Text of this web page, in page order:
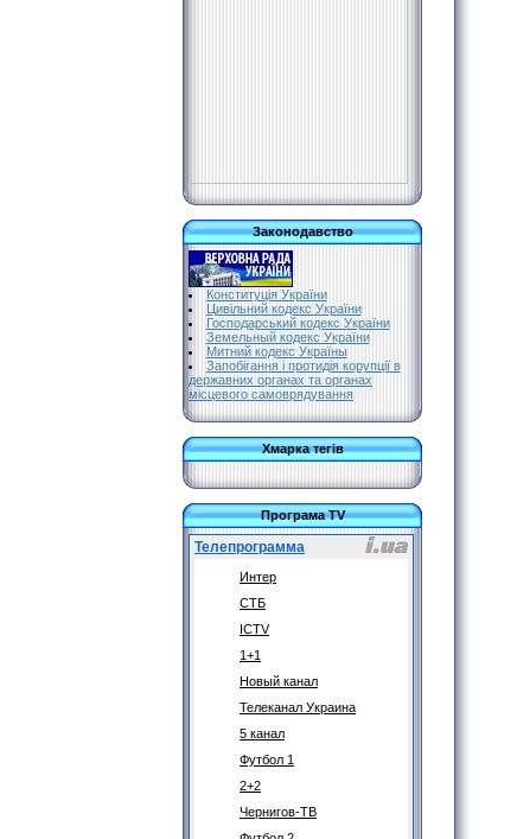
Законодавство
Конституція України
Цивільний кодекс України
Господарський кодекс України
Земельный кодекс України
Митний кодекс Україны
Запобігання і протидія корупції в
державних органах та органах
місцевого самоврядування
Хмарка тегів
Програма TV
Телепрограмма
Интер
СТБ
ICTV
1+1
Новый канал
Телеканал Украина
5 канал
Футбол 1
2+2
Чернигов-ТВ